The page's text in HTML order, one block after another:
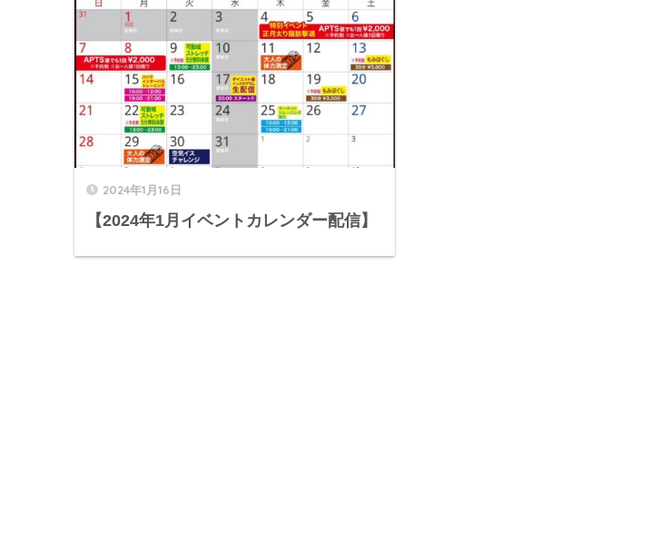
2024年1月16日
【2024年1月イベントカレンダー配信】